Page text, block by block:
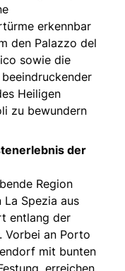
erkennbar
den Palazzo del
sowie die
Heiligen
zu bewundern
der
Region
La Spezia aus
entlang der
Vorbei an Porto
mit bunten
erreichen